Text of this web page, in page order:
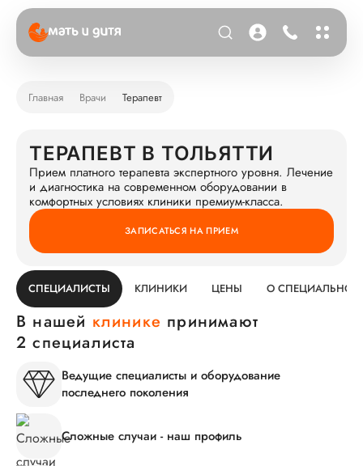
Главная Врачи Терапевт
ТЕРАПЕВТ В ТОЛЬЯТТИ
Прием платного терапевта экспертного уровня. Лечение
и диагностика на современном оборудовании в
комфортных условиях клиники премиум-класса.
ЗАПИСАТЬСЯ НА ПРИЕМ
СПЕЦИАЛИСТЫ КЛИНИКИ ЦЕНЫ О
В нашей клинике принимают
2 специалиста
Ведущие специалисты и оборудование
последнего поколения
Сложные случаи - наш профиль